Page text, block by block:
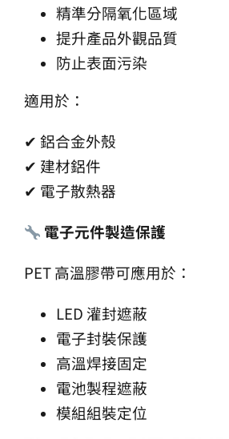
精準分隔氧化區域
提升產品外觀品質
防止表面污染
適用於：
✔ 鋁合金外殼
✔ 建材鋁件
✔ 電子散熱器
電子元件製造保護
PET 高溫膠帶可應用於：
LED 灌封遮蔽
電子封裝保護
高溫焊接固定
電池製程遮蔽
模組組裝定位